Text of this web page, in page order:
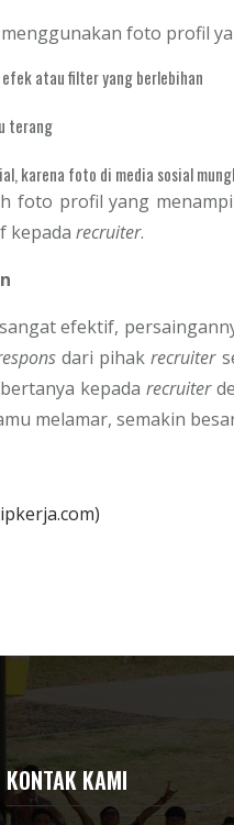
foto profil
atau filter yang berlebihan
terang
karena foto di media sosial
foto profil yang
kepada recruiter.
efektif,
dari pihakrecruiter
kepada recruiter
melamar, semakin
KONTAK KAMI